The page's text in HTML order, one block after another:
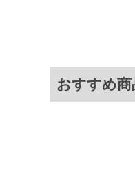
ITEM
おすすめ商